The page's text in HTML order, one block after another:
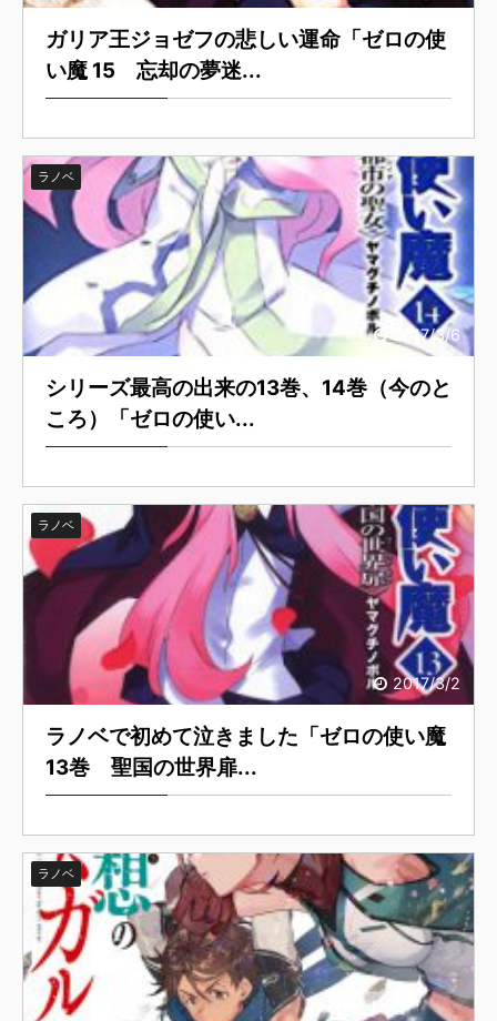
ガリア王ジョゼフの悲しい運命「ゼロの使
い魔 15 忘却の夢迷...
2017/3/6
ラノベ
シリーズ最高の出来の13巻、14巻（今のと
ころ）「ゼロの使い...
2017/3/2
ラノベ
ラノベで初めて泣きました「ゼロの使い魔
13巻 聖国の世界扉...
ラノベ